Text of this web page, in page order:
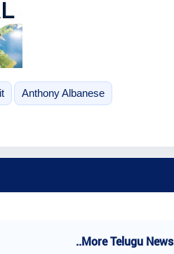
Anthony Albanese
..More Telugu News